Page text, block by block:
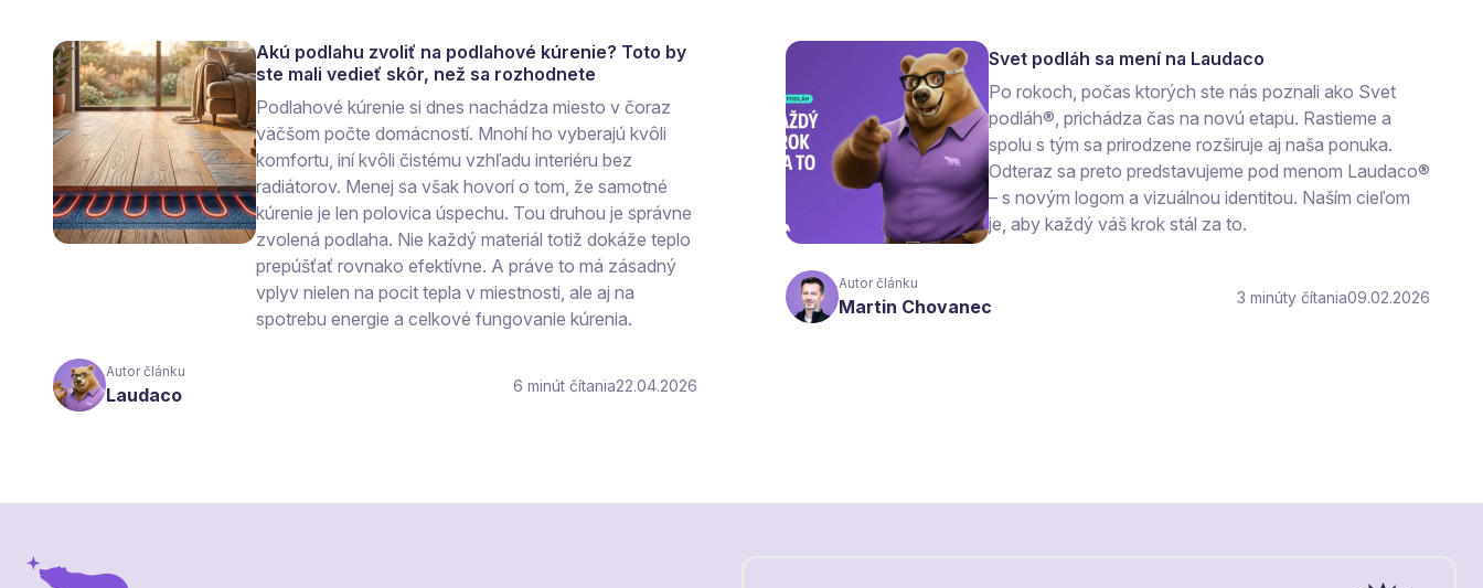
Akú podlahu zvoliť na podlahové kúrenie? Toto by
ste mali vedieť skôr, než sa rozhodnete
Podlahové kúrenie si dnes nachádza miesto v čoraz
väčšom počte domácností. Mnohí ho vyberajú kvôli
komfortu, iní kvôli čistému vzhľadu interiéru bez
radiátorov. Menej sa však hovorí o tom, že samotné
kúrenie je len polovica úspechu. Tou druhou je správne
zvolená podlaha. Nie každý materiál totiž dokáže teplo
prepúšťať rovnako efektívne. A práve to má zásadný
vplyv nielen na pocit tepla v miestnosti, ale aj na
spotrebu energie a celkové fungovanie kúrenia.
Autor článku
Laudaco 6 čítania22.04.2026
Svet podláh sa mení na Laudaco
Po rokoch, počas ktorých ste nás poznali ako Svet
podláh®, prichádza čas na novú etapu. Rastieme a
spolu s tým sa prirodzene rozširuje aj naša ponuka.
Odteraz sa preto predstavujeme pod menom Laudaco®
– s novým logom a vizuálnou identitou. Naším cieľom
je, aby každý váš krok stál za to.
Autor článku
Martin Chovanec 3 čítania09.02.2026